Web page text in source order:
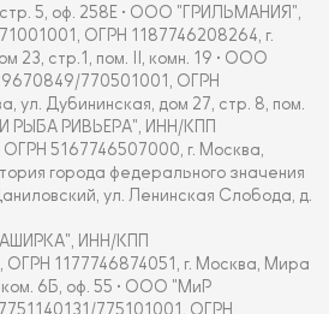
5, оф. 258Е • ООО "ГРИЛЬМАНИЯ",
ОГРН 1187746208264, г.
23, стр.1, пом. II, комн. 19 • ООО
770501001, ОГРН
ул. Дубининская, дом 27, стр. 8, пом.
РЫБА РИВЬЕРА", ИНН/КПП
5167746507000, г. Москва,
города федерального значения
ул. Ленинская Слобода, д.
ИНН/КПП
1177746874051, г. Москва, Мира
ком. 6Б, оф. 55 • ООО "МиР
775101001, ОГРН